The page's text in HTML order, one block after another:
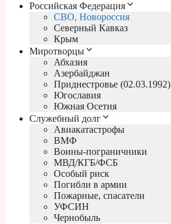
Российская Федерация
СВО, Новороссия
Северный Кавказ
Крым
Миротворцы
Абхазия
Азербайджан
Приднестровье (02.03.1992)
Югославия
Южная Осетия
Служебный долг
Авиакатастрофы
ВМФ
Воины-пограничники
МВД/КГБ/ФСБ
Особый риск
Погибли в армии
Пожарные, спасатели
УФСИН
Чернобыль